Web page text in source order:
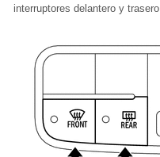
interruptores delantero y trasero.